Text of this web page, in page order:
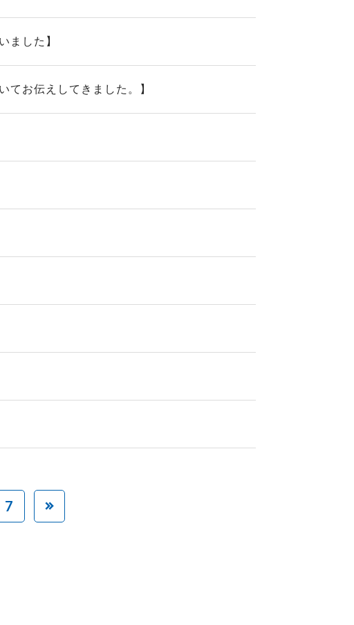
ました】
てお伝えしてきました。】
7